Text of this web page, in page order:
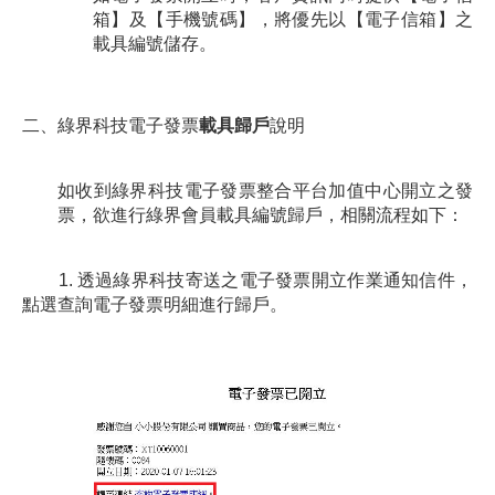
箱】及【手機號碼】，將優先以【電子信箱】之
載具編號儲存。
二、綠界科技電子發票載具歸戶說明
如收到綠界科技電子發票整合平台加值中心開立之發
票，欲進行綠界會員載具編號歸戶，相關流程如下：
1. 透過綠界科技寄送之電子發票開立作業通知信件，
點選查詢電子發票明細進行歸戶。